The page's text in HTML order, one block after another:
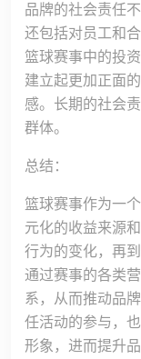
品牌的社会责任
还包括对员工和
篮球赛事中的投
建立起更加正面
感。长期的社会
群体。
总结：
篮球赛事作为一
元化的收益来源
行为的变化，再
通过赛事的各类
系，从而推动品
任活动的参与，
形象，进而提升品